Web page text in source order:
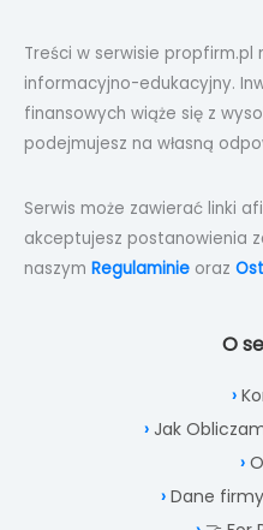
Treści w serwisie propfirm.pl
informacyjno-edukacyjny.
finansowych wiąże się z
podejmujesz na własną
Serwis może zawierać linki
akceptujesz postanowienia
naszym Regulaminie oraz
O
Jak
Dane